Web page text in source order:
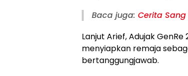
Baca juga: Cerita
Lanjut Arief, Adujak
menyiapkan remaja
bertanggungjawab.